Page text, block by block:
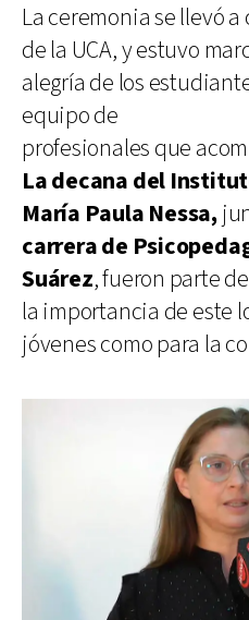
La ceremonia se llevó a
de la UCA, y estuvo
alegría de los
equipo de
profesionales que
La decana del
María Paula Nessa,
carrera de
Suárez, fueron parte
la importancia de este
jóvenes como para la